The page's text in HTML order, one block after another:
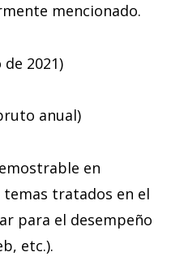
mencionado.
2021)
anual)
en
tratados en el
para el desempeño
etc.).